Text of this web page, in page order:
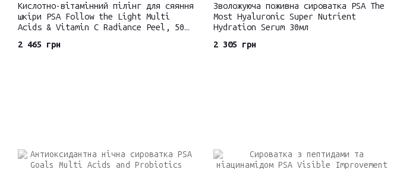
Кислотно-вітамінний пілінг для сяяння
шкіри PSA Follow the Light Multi
Acids & Vitamin C Radiance Peel, 50
2 465 грн
Зволожуюча поживна сироватка PSA The
Most Hyaluronic Super Nutrient
Hydration Serum 30мл
2 305 грн